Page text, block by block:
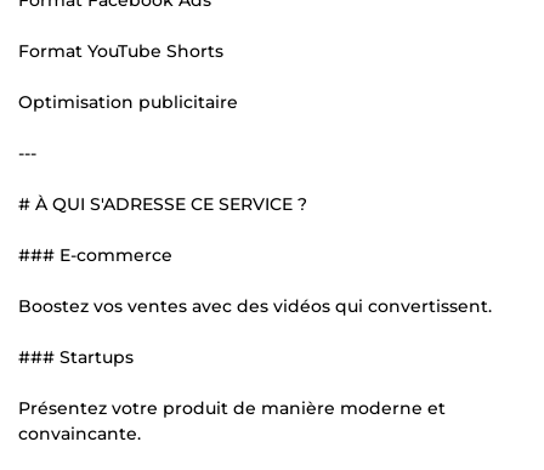
Format YouTube Shorts
Optimisation publicitaire
---
# À QUI S'ADRESSE CE SERVICE ?
### E-commerce
Boostez vos ventes avec des vidéos qui convertissent.
### Startups
Présentez votre produit de manière moderne et
convaincante.